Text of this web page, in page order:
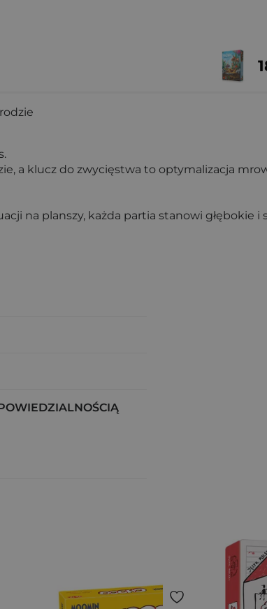
a klucz do zwycięstwa to optymalizacja
na planszy, każda partia stanowi głębokie i